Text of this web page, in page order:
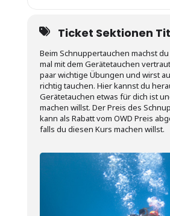
Ticket Sektionen
Beim Schnuppertauchen machst
mal mit dem Gerätetauchen
paar wichtige Übungen und wirst
richtig tauchen. Hier kannst du
Gerätetauchen etwas für dich ist
machen willst. Der Preis des
kann als Rabatt vom OWD Preis
falls du diesen Kurs machen willst.